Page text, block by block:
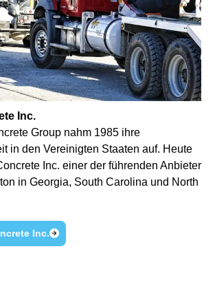
Inc.
Group nahm 1985 ihre
in den Vereinigten Staaten auf. Heute
Inc. einer der führenden Anbieter
in Georgia, South Carolina und North
Inc.